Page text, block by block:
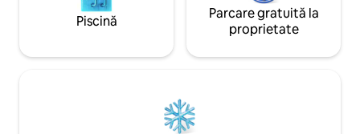
Piscină
Parcare gratuită la
proprietate